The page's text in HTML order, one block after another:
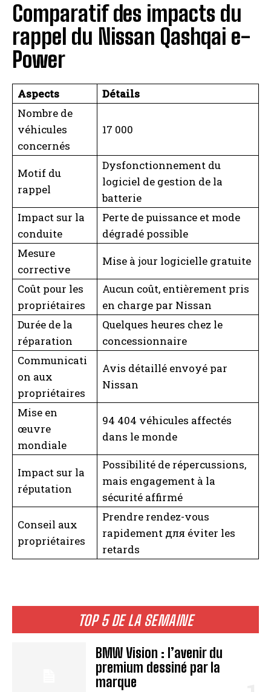
TOP 5 DE LA SEMAINE
BMW Vision : l’avenir du
premium dessiné par la
marque
Comparatif des impacts du
rappel du Nissan Qashqai e-
Power
Aspects
Détails
Nombre de
véhicules
concernés
17 000
Motif du
rappel
Dysfonctionnement du
logiciel de gestion de la
batterie
Impact sur la
conduite
Perte de puissance et mode
dégradé possible
Mesure
corrective
Mise à jour logicielle gratuite
Coût pour les
propriétaires
Aucun coût, entièrement pris
en charge par Nissan
Durée de la
réparation
Quelques heures chez le
concessionnaire
Communicati
on aux
propriétaires
Avis détaillé envoyé par
Nissan
Mise en
œuvre
mondiale
94 404 véhicules affectés
dans le monde
Impact sur la
réputation
Possibilité de répercussions,
mais engagement à la
sécurité affirmé
Conseil aux
propriétaires
Prendre rendez-vous
rapidement для éviter les
retards